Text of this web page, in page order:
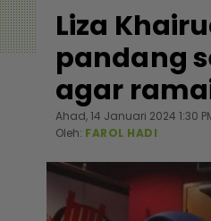
Liza
pandang
agar
Ahad, 14 Januari 2024 1:30
Oleh: FAROL HADI